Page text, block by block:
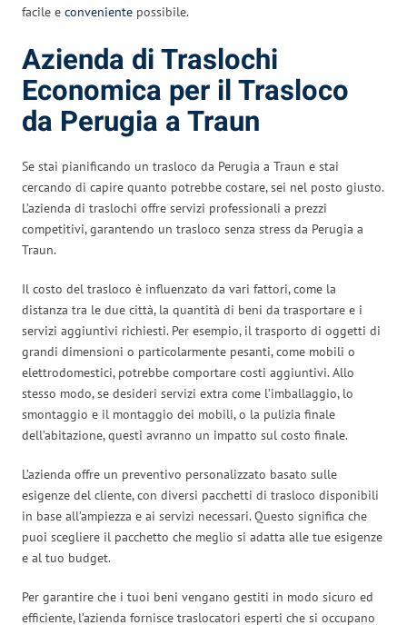
facile e conveniente possibile.
Azienda di Traslochi
Economica per il Trasloco
da Perugia a Traun
Se stai pianificando un trasloco da Perugia a Traun e stai
cercando di capire quanto potrebbe costare, sei nel posto giusto.
L’azienda di traslochi offre servizi professionali a prezzi
competitivi, garantendo un trasloco senza stress da Perugia a
Traun.
Il costo del trasloco è influenzato da vari fattori, come la
distanza tra le due città, la quantità di beni da trasportare e i
servizi aggiuntivi richiesti. Per esempio, il trasporto di oggetti di
grandi dimensioni o particolarmente pesanti, come mobili o
elettrodomestici, potrebbe comportare costi aggiuntivi. Allo
stesso modo, se desideri servizi extra come l’imballaggio, lo
smontaggio e il montaggio dei mobili, o la pulizia finale
dell’abitazione, questi avranno un impatto sul costo finale.
L’azienda offre un preventivo personalizzato basato sulle
esigenze del cliente, con diversi pacchetti di trasloco disponibili
in base all’ampiezza e ai servizi necessari. Questo significa che
puoi scegliere il pacchetto che meglio si adatta alle tue esigenze
e al tuo budget.
Per garantire che i tuoi beni vengano gestiti in modo sicuro ed
efficiente, l’azienda fornisce traslocatori esperti che si occupano